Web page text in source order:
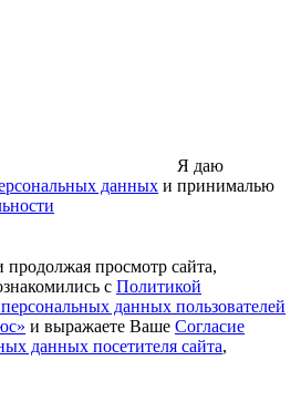
Я даю
данных и принималью
просмотр сайта,
с Политикой
данных пользователей
и выражаете Ваше Согласие
данных посетителя сайта,